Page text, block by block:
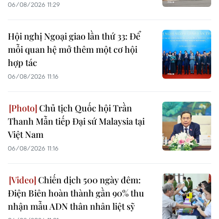
06/08/2026 11:29
Hội nghị Ngoại giao lần thứ 33: Để
mỗi quan hệ mở thêm một cơ hội
hợp tác
06/08/2026 11:16
Chủ tịch Quốc hội Trần
Thanh Mẫn tiếp Đại sứ Malaysia tại
Việt Nam
06/08/2026 11:16
Chiến dịch 500 ngày đêm:
Điện Biên hoàn thành gần 90% thu
nhận mẫu ADN thân nhân liệt sỹ